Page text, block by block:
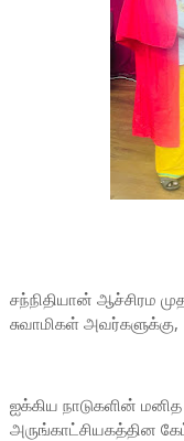
சந்நிதியான் ஆச்சிரம
சுவாமிகள் அவர்களுக்கு,
ஐக்கிய நாடுகளின்
அருங்காட்சியகத்தின